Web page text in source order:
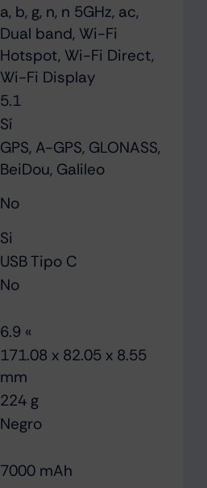
a, b, g, n, n 5GHz, ac,
Dual band, Wi-Fi
Hotspot, Wi-Fi Direct,
Wi-Fi Display
5.1
Sí
GPS, A-GPS, GLONASS,
BeiDou, Galileo
No
Si
USB Tipo C
No
6.9 «
171.08 x 82.05 x 8.55
mm
224 g
Negro
7000 mAh